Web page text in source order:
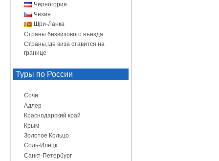
Черногория
Чехия
Шри-Ланка
Страны безвизового въезда
Страны,где виза ставится на
границе
Туры по России
Сочи
Адлер
Краснодарский край
Крым
Золотое Кольцо
Соль-Илецк
Санкт-Петербург